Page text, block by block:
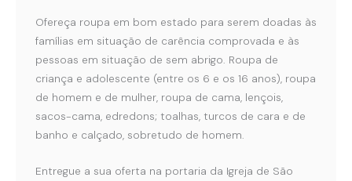
Ofereça roupa em bom estado para serem doadas às
famílias em situação de carência comprovada e às
pessoas em situação de sem abrigo. Roupa de
criança e adolescente (entre os 6 e os 16 anos), roupa
de homem e de mulher, roupa de cama, lençois,
sacos-cama, edredons; toalhas, turcos de cara e de
banho e calçado, sobretudo de homem.
Entregue a sua oferta na portaria da Igreja de São